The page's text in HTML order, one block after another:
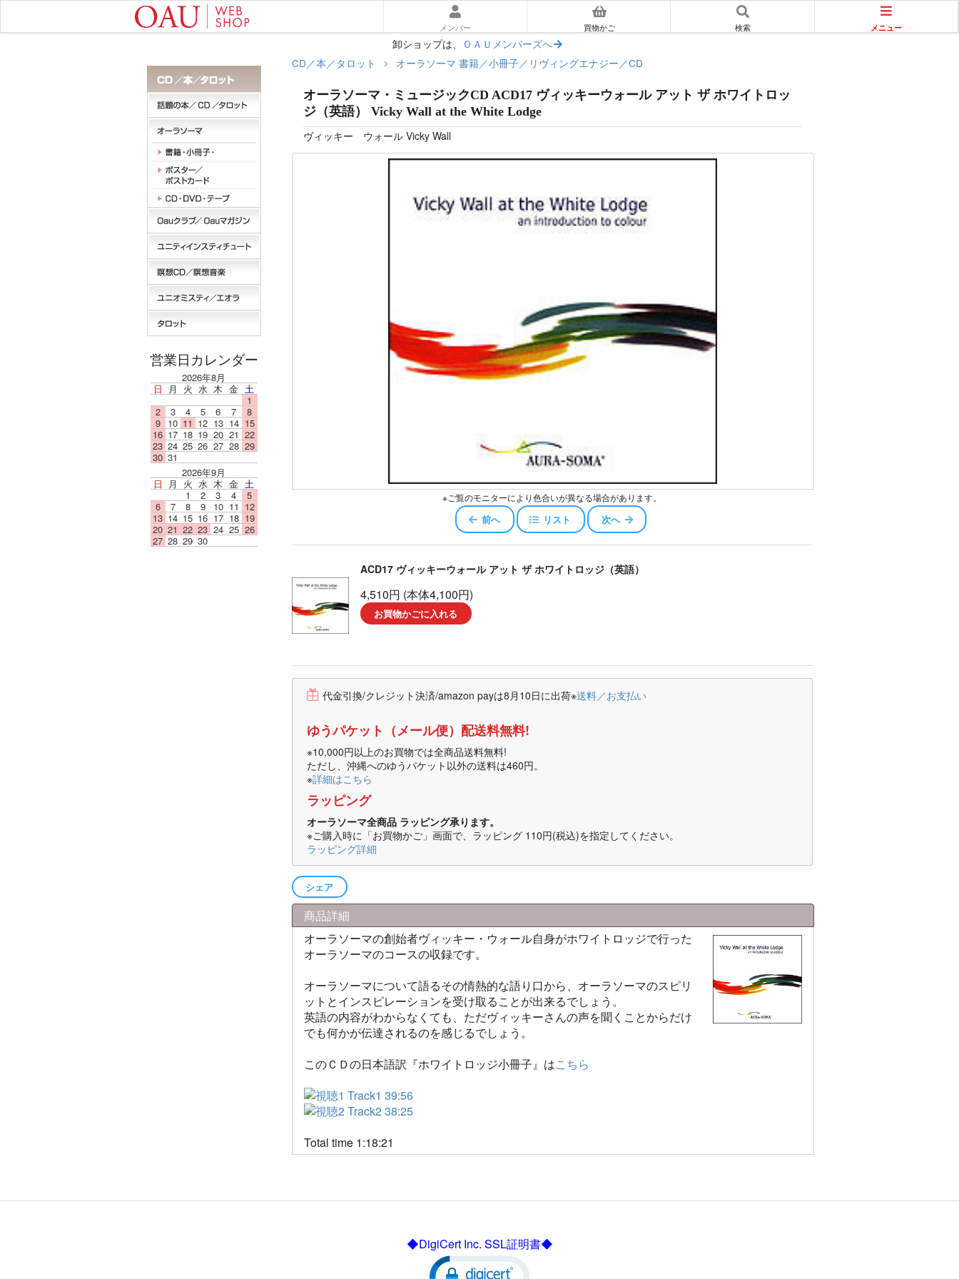
メンバー 買物かご 検索 メニュー
卸ショップは、 ＯＡＵメンバーズへ
営業日カレンダー
2026年8月
日
月 火 水 木 金 土
1
2
3 4 5 6 7
8
9
10 11 12 13 14 15
16 17 18 19 20 21 22
23 24 25 26 27 28 29
30 31
2026年9月
日
月 火 水 木 金 土
1
2 3 4
5
6
7 8 9 10 11 12
13 14 15 16 17 18 19
20 21 22 23 24 25 26
27 28 29 30
CD／本／タロット オーラソーマ 書籍／小冊子／リヴィングエナジー／CD
オーラソーマ・ミュージックCD ACD17 ヴィッキーウォール アット ザ ホワイトロッ
ジ（英語） Vicky Wall at the White Lodge
ヴィッキー ウォール Vicky Wall
※ご覧のモニターにより色合いが異なる場合があります。
前へ リスト 次へ
ACD17 ヴィッキーウォール アット ザ ホワイトロッジ（英語）
4,510円 (本体4,100円)
お買物かごに入れる
代金引換/クレジット決済/amazon payは8月10日に出荷※送料／お支払い
ゆうパケット（メール便）配送料無料!
※10,000円以上のお買物では全商品送料無料!
ただし、沖縄へのゆうパケット以外の送料は460円。
※詳細はこちら
ラッピング
オーラソーマ全商品 ラッピング承ります。
※ご購入時に「お買物かご」画面で、ラッピング 110円(税込)を指定してください。
ラッピング詳細
シェア
商品詳細
オーラソーマの創始者ヴィッキー・ウォール自身がホワイトロッジで行った
オーラソーマのコースの収録です。
オーラソーマについて語るその情熱的な語り口から、オーラソーマのスピリ
ットとインスピレーションを受け取ることが出来るでしょう。
英語の内容がわからなくても、ただヴィッキーさんの声を聞くことからだけ
でも何かが伝達されるのを感じるでしょう。
このＣＤの日本語訳『ホワイトロッジ小冊子』はこちら
1 Track1 39:56
2 Track2 38:25
Total time 1:18:21
◆DigiCert Inc. SSL証明書◆